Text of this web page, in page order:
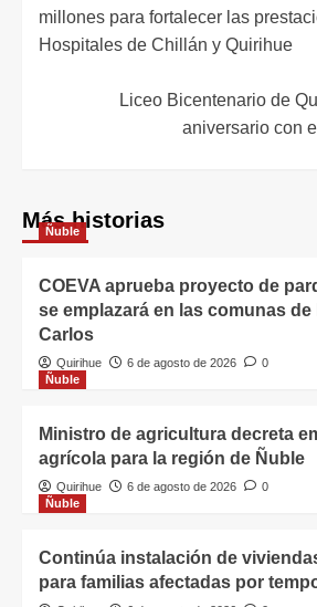
millones para fortalecer las
Hospitales de Chillán y Quirihue
Liceo Bicentenario de
aniversario con
Más historias
Ñuble
COEVA aprueba proyecto de
se emplazará en las comunas de
Carlos
Quirihue 6 de agosto de 2026
0
Ñuble
Ministro de agricultura decreta
agrícola para la región de Ñuble
Quirihue 6 de agosto de 2026
0
Ñuble
Continúa instalación de
para familias afectadas por